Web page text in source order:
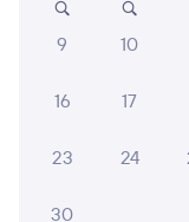
10 АРТЕМ И.
Чисто
9 10
16 17
23 24
30